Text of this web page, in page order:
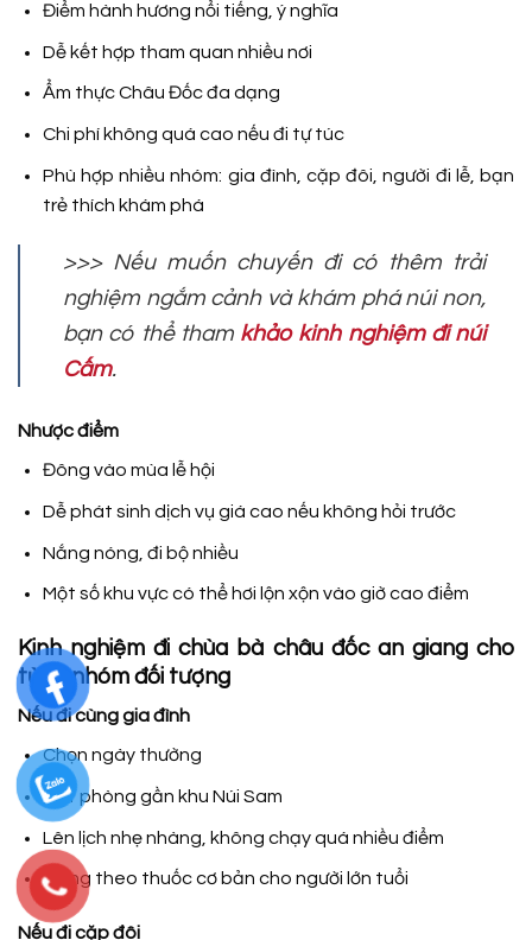
Điểm hành hương nổi tiếng, ý nghĩa
Dễ kết hợp tham quan nhiều nơi
Ẩm thực Châu Đốc đa dạng
Chi phí không quá cao nếu đi tự túc
Phù hợp nhiều nhóm: gia đình, cặp đôi, người đi lễ, bạn
trẻ thích khám phá
>>> Nếu muốn chuyến đi có thêm trải
nghiệm ngắm cảnh và khám phá núi non,
bạn có thể tham khảo kinh nghiệm đi núi
Cấm.
Nhược điểm
Đông vào mùa lễ hội
Dễ phát sinh dịch vụ giá cao nếu không hỏi trước
Nắng nóng, đi bộ nhiều
Một số khu vực có thể hơi lộn xộn vào giờ cao điểm
Kinh nghiệm đi chùa bà châu đốc an giang cho
từng nhóm đối tượng
Nếu đi cùng gia đình
Chọn ngày thường
Đặt phòng gần khu Núi Sam
Lên lịch nhẹ nhàng, không chạy quá nhiều điểm
Mang theo thuốc cơ bản cho người lớn tuổi
Nếu đi cặp đôi